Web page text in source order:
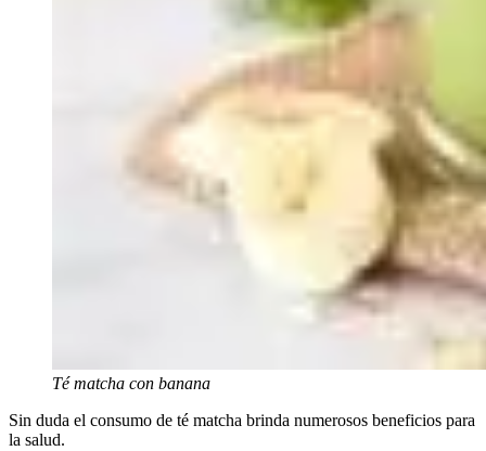
Té matcha con banana
Sin duda el consumo de té matcha brinda numerosos beneficios para
la salud.